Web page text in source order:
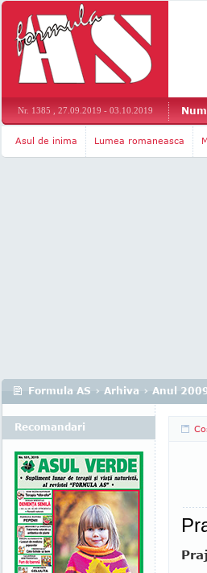
Nr. 1385 , 27.09.2019 - 03.10.2019
Asul de inima Lumea romaneasca
Formula AS › Arhiva › Anul
Recomandari